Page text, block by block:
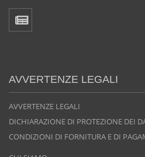
AVVERTENZE LEGALI
AVVERTENZE LEGALI
DICHIARAZIONE DI PROTEZIONE DEI
CONDIZIONI DI FORNITURA E DI